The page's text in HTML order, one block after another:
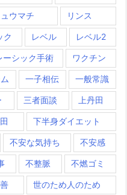
ュウマチ リンス
ク レベル レベル2
ーシック手術 ワクチン
一子相伝 一般常識
三者面談 上丹田
下半身ダイエット
不安な気持ち 不安感
不整脈 不燃ゴミ
世のため人のため